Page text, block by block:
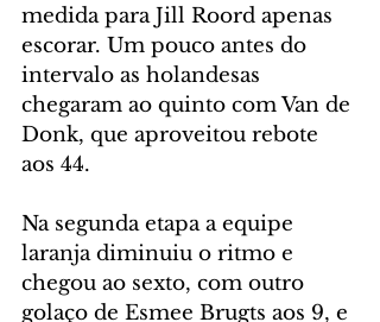
medida para Jill Roord apenas
escorar. Um pouco antes do
intervalo as holandesas
chegaram ao quinto com Van de
Donk, que aproveitou rebote
aos 44.
Na segunda etapa a equipe
laranja diminuiu o ritmo e
chegou ao sexto, com outro
golaço de Esmee Brugts aos 9, e